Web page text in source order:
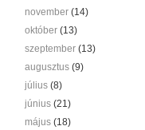
november(14)
október(13)
szeptember(13)
augusztus(9)
július(8)
június(21)
május(18)